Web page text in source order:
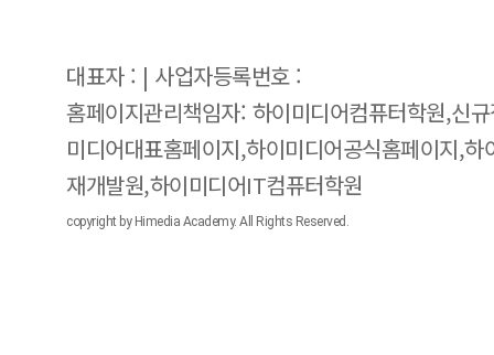
대표자 : | 사업자등록번호 :
홈페이지관리책임자: 하이미디어컴퓨터학원,신
미디어대표홈페이지,하이미디어공식홈페이지,
재개발원,하이미디어IT컴퓨터학원
copyright by Himedia Academy. All Rights Reserved.